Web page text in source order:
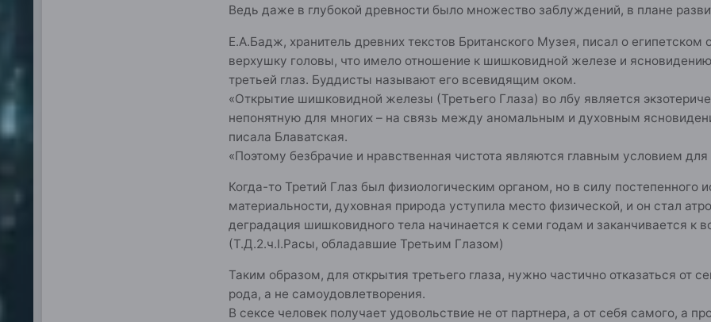
Ведь даже в глубокой древности было множество заблуждений, в плане
Е.А.Бадж, хранитель древних текстов Британского Музея, писал о
верхушку головы, что имело отношение к шишковидной железе и
третьей глаз. Буддисты называют его всевидящим оком.
«Открытие шишковидной железы (Третьего Глаза) во лбу является
непонятную для многих – на связь между аномальным и духовным
писала Блаватская.
«Поэтому безбрачие и нравственная чистота являются главным условием для
Когда-то Третий Глаз был физиологическим органом, но в силу постепенного
материальности, духовная природа уступила место физической, и он стал
деградация шишковидного тела начинается к семи годам и заканчивается к
(Т.Д.2.ч.I.Расы, обладавшие Третьим Глазом)
Таким образом, для открытия третьего глаза, нужно частично отказаться от
рода, а не самоудовлетворения.
В сексе человек получает удовольствие не от партнера, а от себя самого, а